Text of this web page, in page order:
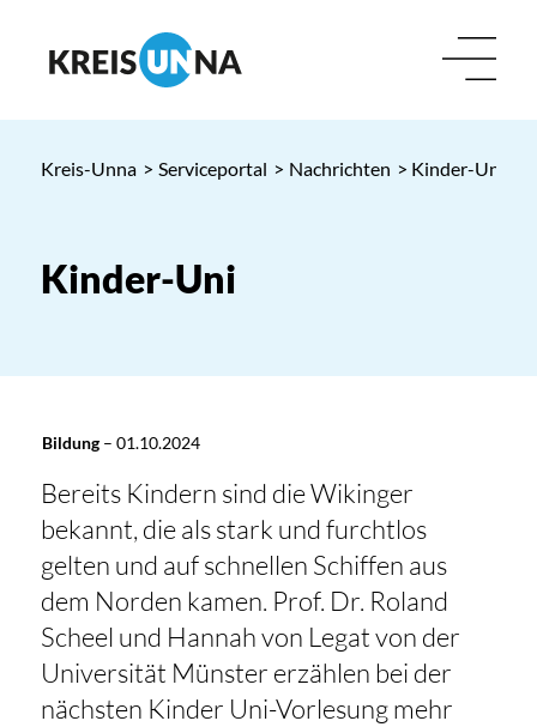
Kreis-Unna > Serviceportal > Nachrichten > Kinder-Uni
Kinder-Uni
Bildung– 01.10.2024
Bereits Kindern sind die Wikinger
bekannt, die als stark und furchtlos
gelten und auf schnellen Schiffen aus
dem Norden kamen. Prof. Dr. Roland
Scheel und Hannah von Legat von der
Universität Münster erzählen bei der
nächsten Kinder Uni-Vorlesung mehr